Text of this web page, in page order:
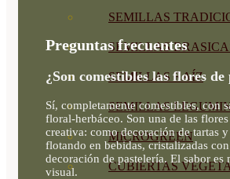
SEMILLAS
SEMILLAS
SEMILLAS RAÍZ
SEMILLAS
MICROGREEN
CUBIERTAS
Preguntas frecuentes
¿Son comestibles las flores de
Sí, completamente comestibles, con
floral-herbáceo. Son una de las
creativa: como decoración de tartas y
flotando en bebidas, cristalizadas
decoración de pastelería. El sabor
visual.